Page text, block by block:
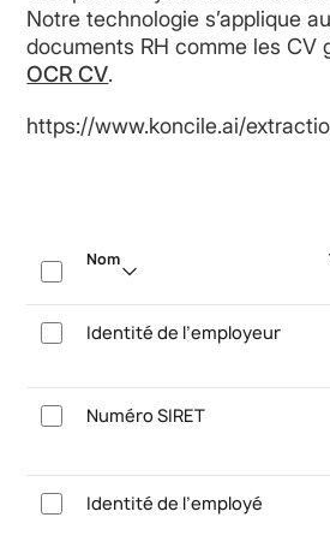
Notre technologie s’applique
documents RH comme les CV
OCR CV.
https://www.koncile.ai/
Nom
Identité de l’employeur
Numéro SIRET
Identité de l’employé